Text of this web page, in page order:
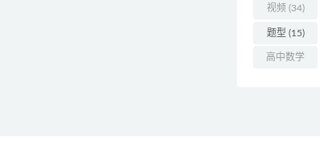
视频 (34)
题型 (15)
高中数学